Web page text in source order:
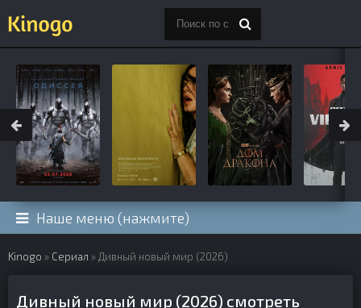
Наше меню (нажмите)
Kinogo » Сериал » Дивный новый мир (2026)
Дивный новый мир (2026) смотреть